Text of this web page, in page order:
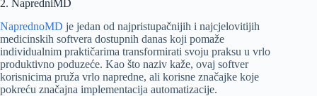
2. NapredniMD
NaprednoMD je jedan od najpristupačnijih i najcjelovitijih
medicinskih softvera dostupnih danas koji pomaže
individualnim praktičarima transformirati svoju praksu u vrlo
produktivno poduzeće. Kao što naziv kaže, ovaj softver
korisnicima pruža vrlo napredne, ali korisne značajke koje
pokreću značajna implementacija automatizacije.